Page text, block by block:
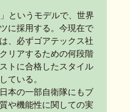
というモデルで、世界
に採用する。今現在で
、必ずゴアテックス社
リアするための何段階
トに合格したスタイル
ている。
本の一部自衛隊にもブ
や機能性に関しての実